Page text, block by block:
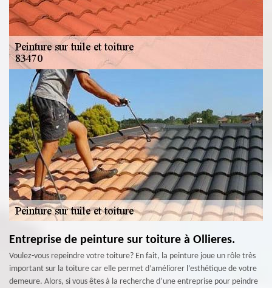
Entreprise de peinture sur toiture à Ollieres.
Voulez-vous repeindre votre toiture? En fait, la peinture joue un rôle très
important sur la toiture car elle permet d’améliorer l’esthétique de votre
demeure. Alors, si vous êtes à la recherche d’une entreprise pour peindre